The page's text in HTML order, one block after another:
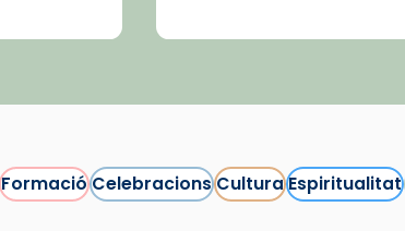
FormacióCelebracionsCulturaEspiritualitat